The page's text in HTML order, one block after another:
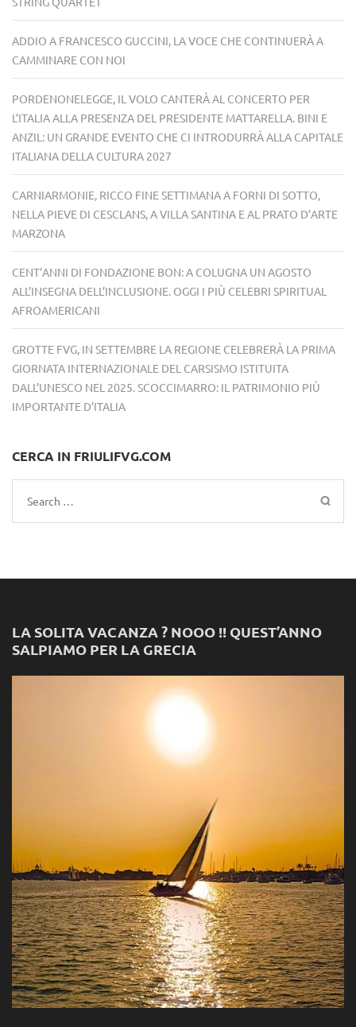
ADDIO A FRANCESCO GUCCINI, LA VOCE CHE CONTINUERÀ A
CAMMINARE CON NOI
PORDENONELEGGE, IL VOLO CANTERÀ AL CONCERTO PER
L’ITALIA ALLA PRESENZA DEL PRESIDENTE MATTARELLA. BINI E
ANZIL: UN GRANDE EVENTO CHE CI INTRODURRÀ ALLA CAPITALE
ITALIANA DELLA CULTURA 2027
CARNIARMONIE, RICCO FINE SETTIMANA A FORNI DI SOTTO,
NELLA PIEVE DI CESCLANS, A VILLA SANTINA E AL PRATO D’ARTE
MARZONA
CENT’ANNI DI FONDAZIONE BON: A COLUGNA UN AGOSTO
ALL’INSEGNA DELL’INCLUSIONE. OGGI I PIÙ CELEBRI SPIRITUAL
AFROAMERICANI
GROTTE FVG, IN SETTEMBRE LA REGIONE CELEBRERÀ LA PRIMA
GIORNATA INTERNAZIONALE DEL CARSISMO ISTITUITA
DALL’UNESCO NEL 2025. SCOCCIMARRO: IL PATRIMONIO PIÙ
IMPORTANTE D’ITALIA
CERCA IN FRIULIFVG.COM
Search
for:
LA SOLITA VACANZA ? NOOO !! QUEST’ANNO
SALPIAMO PER LA GRECIA